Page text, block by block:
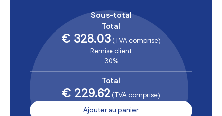
Sous-total
Total
€ 328.03 (TVA comprise)
Remise client
30%
Total
€ 229.62 (TVA comprise)
Ajouter au panier